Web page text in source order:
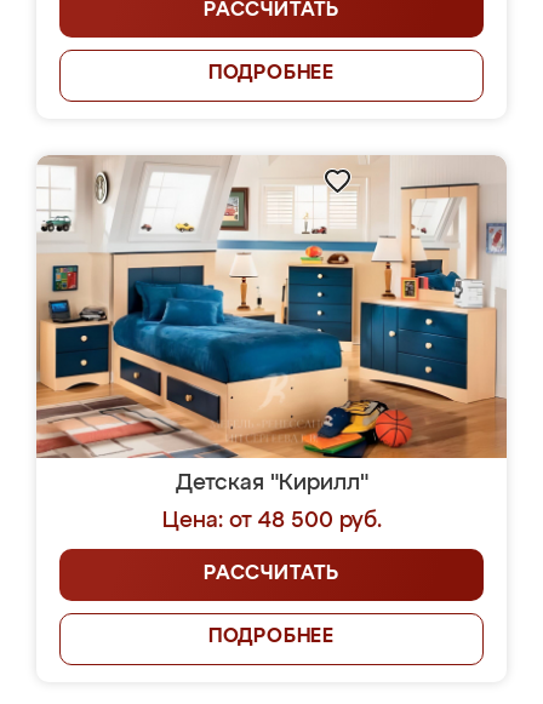
РАССЧИТАТЬ
ПОДРОБНЕЕ
Детская "Кирилл"
Цена: от 48 500 руб.
РАССЧИТАТЬ
ПОДРОБНЕЕ